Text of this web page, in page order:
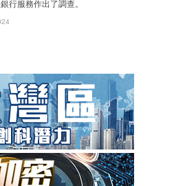
行服務作出了調查。